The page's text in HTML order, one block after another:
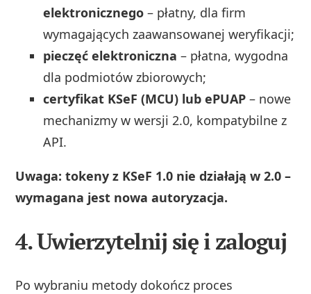
elektronicznego – płatny, dla firm
wymagających zaawansowanej weryfikacji;
pieczęć elektroniczna – płatna, wygodna
dla podmiotów zbiorowych;
certyfikat KSeF (MCU) lub ePUAP – nowe
mechanizmy w wersji 2.0, kompatybilne z
API.
Uwaga: tokeny z KSeF 1.0 nie działają w 2.0 –
wymagana jest nowa autoryzacja.
4. Uwierzytelnij się i zaloguj
Po wybraniu metody dokończ proces